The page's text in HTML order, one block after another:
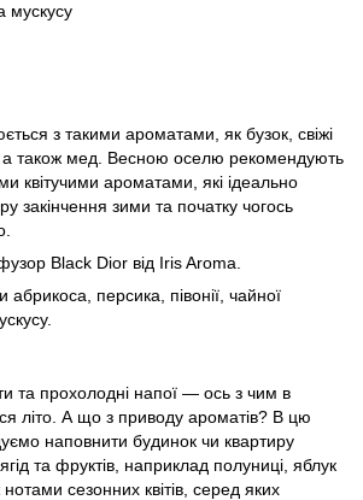
мускусу
з такими ароматами, як бузок, свіжі
а також мед. Весною оселю рекомендують
квітучими ароматами, які ідеально
закінчення зими та початку чогось
Black Dior від Iris Aroma.
абрикоса, персика, півонії, чайної
та прохолодні напої — ось з чим в
літо. А що з приводу ароматів? В цю
наповнити будинок чи квартиру
та фруктів, наприклад полуниці, яблук
сезонних квітів, серед яких